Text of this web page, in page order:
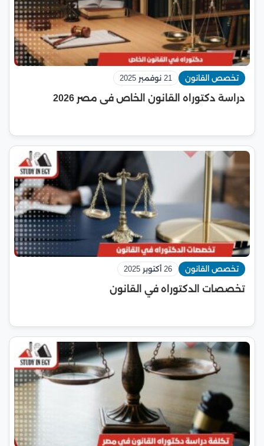
تخصص القانون 21 نوفمبر 2025
دراسة دكتوراه القانون الخاص فى مصر 2026
تخصص القانون 26 أكتوبر 2025
تخصصات الدكتوراه في القانون